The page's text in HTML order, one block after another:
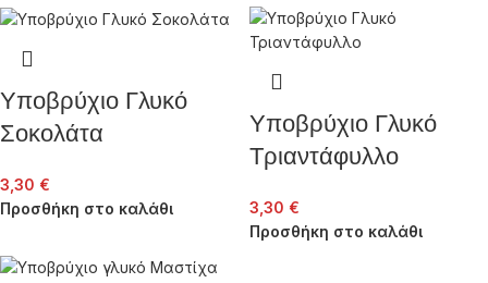
Υποβρύχιο Γλυκό
Σοκολάτα
3,30 €
Προσθήκη στο καλάθι
Υποβρύχιο Γλυκό
Τριαντάφυλλο
3,30 €
Προσθήκη στο καλάθι